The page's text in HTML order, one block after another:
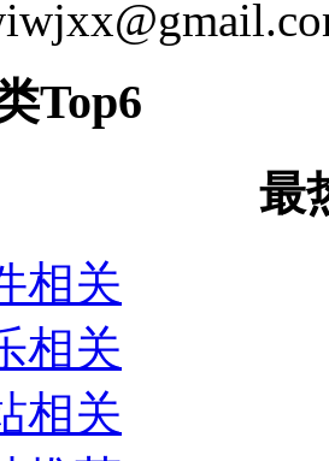
Top6
最
相关
相关
相关